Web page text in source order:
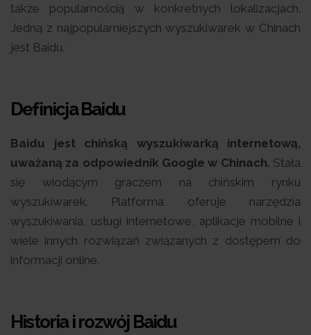
także popularnością w konkretnych lokalizacjach.
Jedną z najpopularniejszych wyszukiwarek w Chinach
jest Baidu.
Definicja Baidu
Baidu jest chińską wyszukiwarką internetową,
uważaną za odpowiednik Google w Chinach. Stała
się wiodącym graczem na chińskim rynku
wyszukiwarek. Platforma oferuje narzędzia
wyszukiwania, usługi internetowe, aplikacje mobilne i
wiele innych rozwiązań związanych z dostępem do
informacji online.
Historia i rozwój Baidu